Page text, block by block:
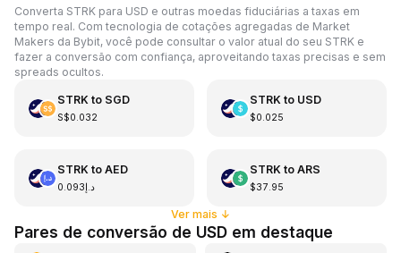
Converta STRK para USD e outras moedas fiduciárias a taxas em
tempo real. Com tecnologia de cotações agregadas de Market
Makers da Bybit, você pode consultar o valor atual do seu STRK e
fazer a conversão com confiança, aproveitando taxas precisas e sem
spreads ocultos.
STRKto SGD
S$0.032
STRKto USD
$0.025
STRKto AED
د.إ0.093
STRKto ARS
$37.95
Ver mais ↓
Pares de conversão de USD em destaque